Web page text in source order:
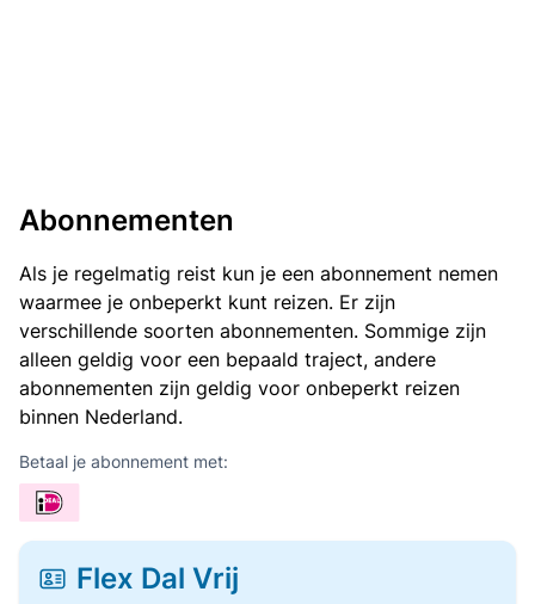
Abonnementen
Als je regelmatig reist kun je een abonnement nemen
waarmee je onbeperkt kunt reizen. Er zijn
verschillende soorten abonnementen. Sommige zijn
alleen geldig voor een bepaald traject, andere
abonnementen zijn geldig voor onbeperkt reizen
binnen Nederland.
Betaal je abonnement met:
Flex Dal Vrij